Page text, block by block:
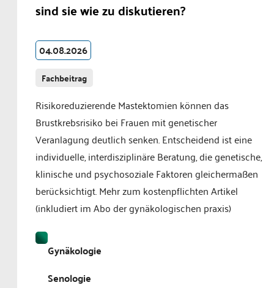
sind sie wie zu diskutieren?
04.08.2026
Fachbeitrag
Risikoreduzierende Mastektomien können das
Brustkrebsrisiko bei Frauen mit genetischer
Veranlagung deutlich senken. Entscheidend ist eine
individuelle, interdisziplinäre Beratung, die genetische,
klinische und psychosoziale Faktoren gleichermaßen
berücksichtigt. Mehr zum kostenpflichten Artikel
(inkludiert im Abo der gynäkologischen praxis)
Gynäkologie
Senologie